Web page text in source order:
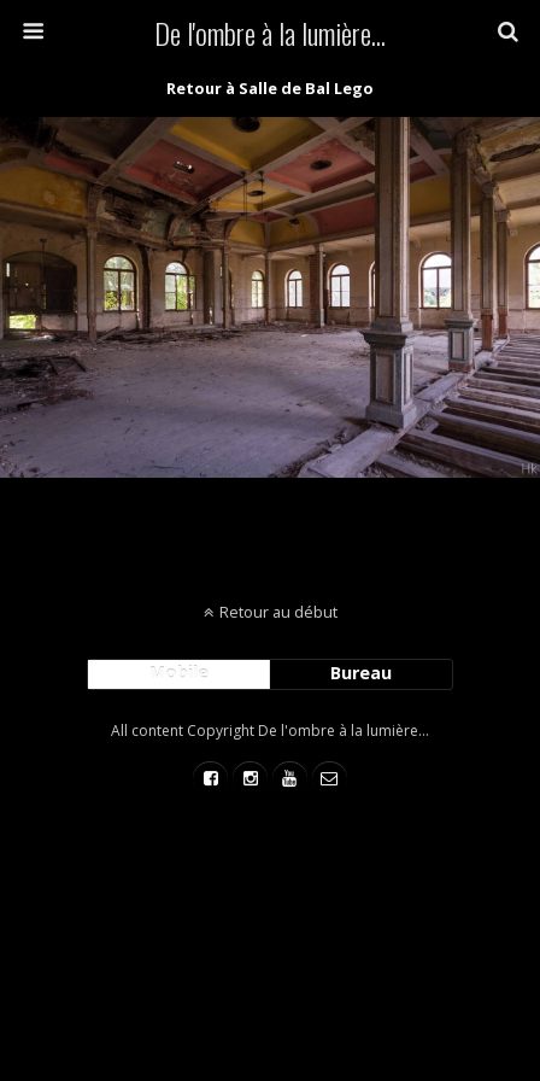
De l'ombre à la lumière...
Retour à Salle de Bal Lego
Retour au début
Mobile Bureau
All content Copyright De l'ombre à la lumière...